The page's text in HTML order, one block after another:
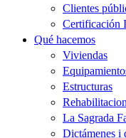
Clientes
Certificación
Qué hacemos
Viviendas
Estructuras
La Sagrada
Dictámenes i